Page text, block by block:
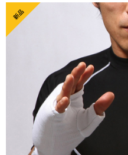
新品